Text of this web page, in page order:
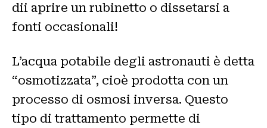
dii aprire un rubinetto o dissetarsi a
fonti occasionali!
L’acqua potabile degli astronauti è detta
“osmotizzata”, cioè prodotta con un
processo di osmosi inversa. Questo
tipo di trattamento permette di